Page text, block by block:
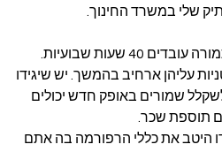
שלי במשרד החינוך.
בשבוע עבודה מלא באופק חדש עובדים 36 שעות שבועיות, לעומת זאת בעוז לתמורה עובדים 40 שעות שבועיות.
עליהן ארחיב בהמשך. יש שיגידו
שמורים באופק חדש יכולים
היטב את כללי הרפורמה בה אתם